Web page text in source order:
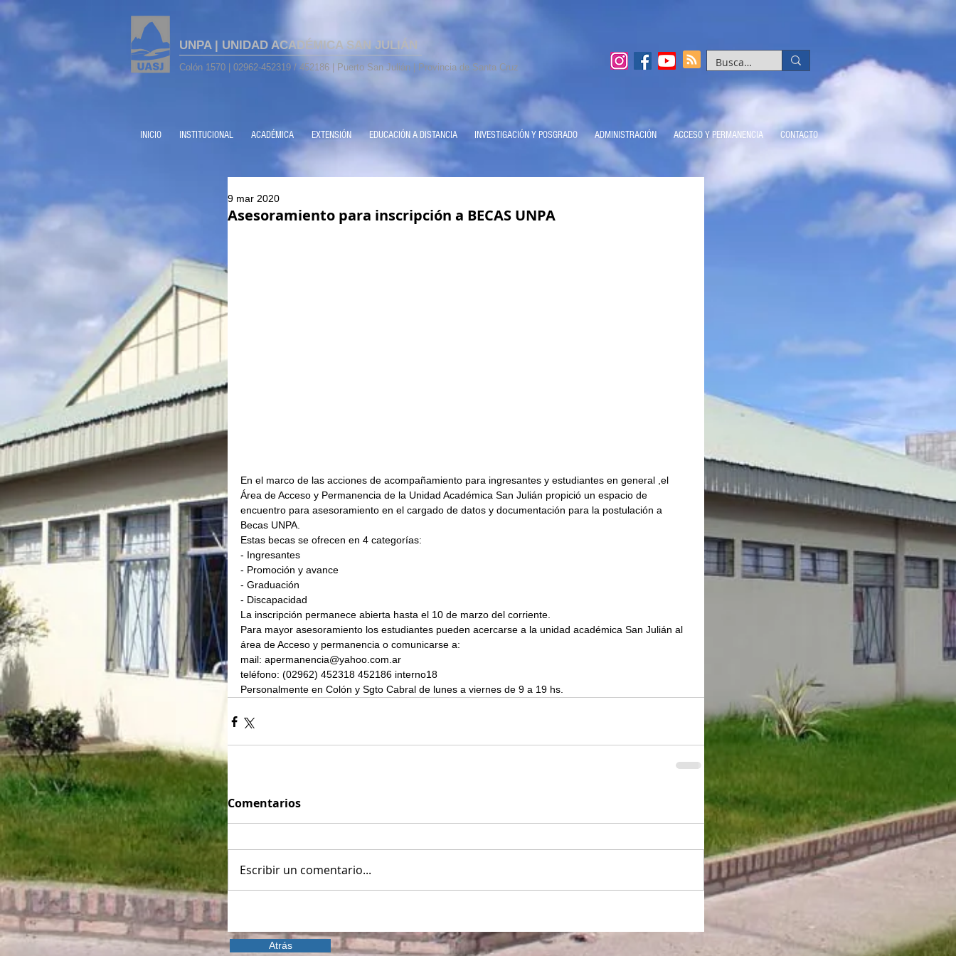
UNPA | UNIDAD ACADÉMICA SAN JULIÁN
Colón 1570 | 02962-452319 / 452186 | Puerto San Julián | Provincia de Santa Cruz
INICIO INSTITUCIONAL ACADÉMICA EXTENSIÓN EDUCACIÓN A DISTANCIA INVESTIGACIÓN Y POSGRADO ADMINISTRACIÓN ACCESO Y PERMANENCIA CONTACTO
Asesoramiento para inscripción a BECAS UNPA
9 mar 2020
En el marco de las acciones de acompañamiento para ingresantes y estudiantes en general ,el
Área de Acceso y Permanencia de la Unidad Académica San Julián propició un espacio de
encuentro para asesoramiento en el cargado de datos y documentación para la postulación a
Becas UNPA.
Estas becas se ofrecen en 4 categorías:
- Ingresantes
- Promoción y avance
- Graduación
- Discapacidad
La inscripción permanece abierta hasta el 10 de marzo del corriente.
Para mayor asesoramiento los estudiantes pueden acercarse a la unidad académica San Julián al
área de Acceso y permanencia o comunicarse a:
mail: apermanencia@yahoo.com.ar
teléfono: (02962) 452318 452186 interno18
Personalmente en Colón y Sgto Cabral de lunes a viernes de 9 a 19 hs.
Comentarios
Escribir un comentario...
Atrás